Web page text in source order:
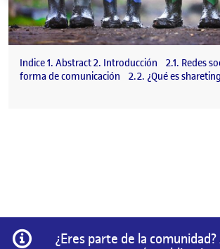
Indice 1. Abstract 2. Introducción 2.1. Redes
forma de comunicación 2.2. ¿Qué es
Información
¿Eres parte de la comunidad?